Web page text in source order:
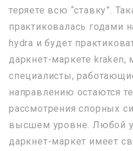
теряете всю “ставку”.
практиковалась годами
hydra и будет
даркнет-маркете kraken,
специалисты,
направлению остаются
рассмотрения спорных
высшем уровне. Любой
даркнет-маркет имеет